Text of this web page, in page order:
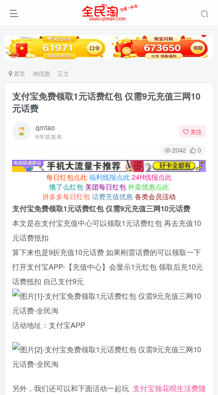
首页 淘优惠 正文
支付宝免费领取1元话费红包 仅需9元充值三网10
元话费
qmtao
6年前发布
关注
2042 0
每日红包点此 福利线报点此 24H线报点此
饿了么红包 美团每日红包 外卖优惠点此
拼多多每日红包 话费充值优惠 各类会员活动
支付宝免费领取1元话费红包 仅需9元充值三网10元话费
本文是在支付宝充值中心可以领取1元话费红包 再去充值10
元话费抵扣
算下来也是9折充值10元话费 如果刚需话费的可以领取一下
打开支付宝APP-【充值中心】会显示1元红包 领取后充10元
话费抵扣 自己支付9元
活动地址：支付宝APP
另外，我们还可以和下面活动一起玩 支付宝领花呗生活费随